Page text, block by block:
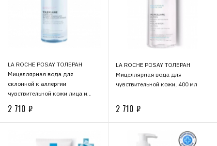
LA ROCHE POSAY ТОЛЕРАН
Мицеллярная вода для
склонной к аллергии
чувствительной кожи лица и
2 710 ₽
LA ROCHE POSAY ТОЛЕРАН
Мицеллярная вода для
чувствительной кожи, 400 мл
2 710 ₽